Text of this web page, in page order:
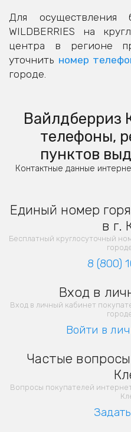
Для осуществления
WILDBERRIES на
центра в регионе
уточнить номер
городе.
Вайлдберриз
телефоны,
пунктов
Контактные данные
Единый номер
в г.
Бесплатный круглосуточный
8 (800)
Вход в
Вход в личный кабинет
Войти в
Частые
Вопросы покупателей